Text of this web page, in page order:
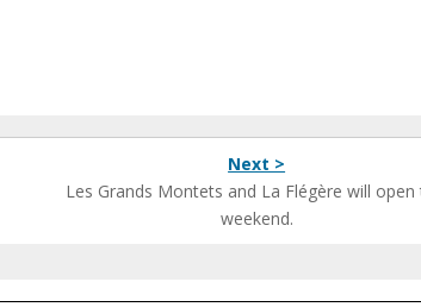
Next >
Les Grands Montets and La Flégère will open
weekend.